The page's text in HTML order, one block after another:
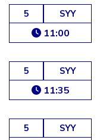
5 SYY
11:00
5 SYY
11:35
5 SYY